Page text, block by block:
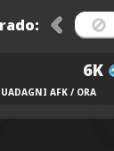
6K
AFK / ORA